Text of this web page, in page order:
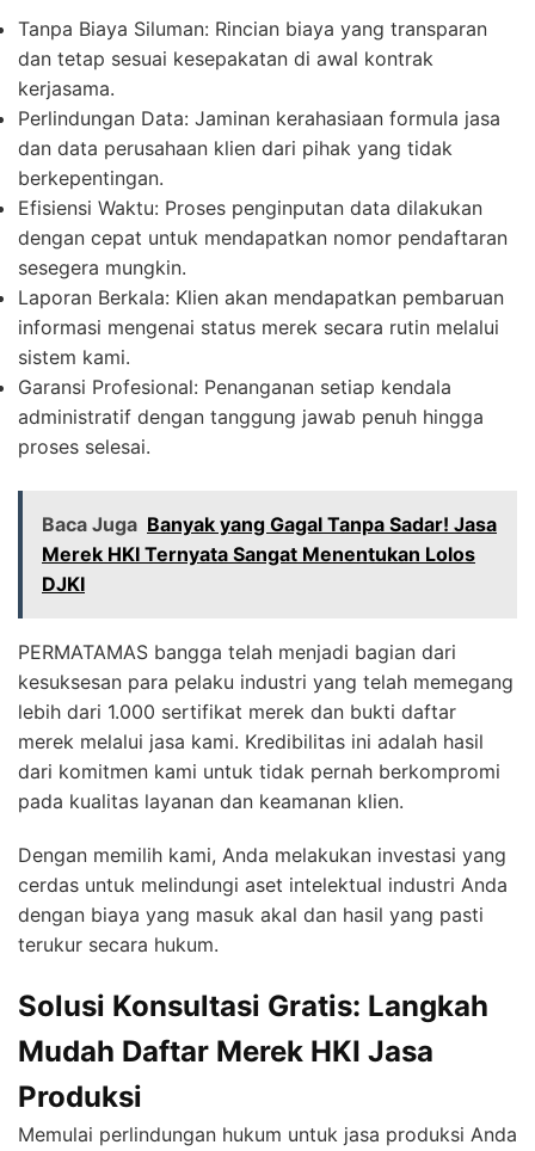
Tanpa Biaya Siluman: Rincian biaya yang transparan
dan tetap sesuai kesepakatan di awal kontrak
kerjasama.
Perlindungan Data: Jaminan kerahasiaan formula jasa
dan data perusahaan klien dari pihak yang tidak
berkepentingan.
Efisiensi Waktu: Proses penginputan data dilakukan
dengan cepat untuk mendapatkan nomor pendaftaran
sesegera mungkin.
Laporan Berkala: Klien akan mendapatkan pembaruan
informasi mengenai status merek secara rutin melalui
sistem kami.
Garansi Profesional: Penanganan setiap kendala
administratif dengan tanggung jawab penuh hingga
proses selesai.
Baca Juga Banyak yang Gagal Tanpa Sadar! Jasa
Merek HKI Ternyata Sangat Menentukan Lolos
DJKI
PERMATAMAS bangga telah menjadi bagian dari
kesuksesan para pelaku industri yang telah memegang
lebih dari 1.000 sertifikat merek dan bukti daftar
merek melalui jasa kami. Kredibilitas ini adalah hasil
dari komitmen kami untuk tidak pernah berkompromi
pada kualitas layanan dan keamanan klien.
Dengan memilih kami, Anda melakukan investasi yang
cerdas untuk melindungi aset intelektual industri Anda
dengan biaya yang masuk akal dan hasil yang pasti
terukur secara hukum.
Solusi Konsultasi Gratis: Langkah
Mudah Daftar Merek HKI Jasa
Produksi
Memulai perlindungan hukum untuk jasa produksi Anda